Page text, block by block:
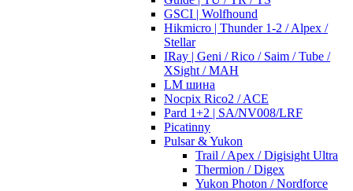
GSCI | Wolfhound
Hikmicro | Thunder 1-2 / Alpex /
Stellar
IRay | Geni / Rico / Saim / Tube /
XSight / MAH
LM шина
Nocpix Rico2 / ACE
Pard 1+2 | SA/NV008/LRF
Picatinny
Pulsar & Yukon
Trail / Apex / Digisight Ultra
Thermion / Digex
Yukon Photon / Nordforce